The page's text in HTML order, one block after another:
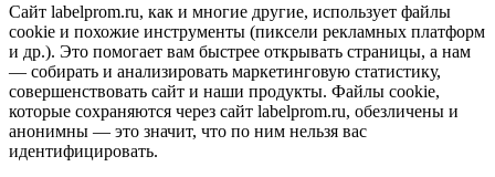
Сайт labelprom.ru, как и многие другие, использует файлы
cookie и похожие инструменты (пиксели рекламных платформ
и др.). Это помогает вам быстрее открывать страницы, а нам
— собирать и анализировать маркетинговую статистику,
совершенствовать сайт и наши продукты. Файлы сookie,
которые сохраняются через сайт labelprom.ru, обезличены и
анонимны — это значит, что по ним нельзя вас
идентифицировать.